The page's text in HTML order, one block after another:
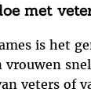
met
is het
veters of